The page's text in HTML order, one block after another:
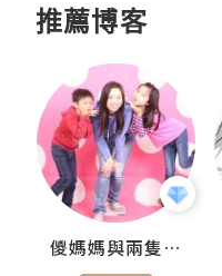
推薦博客
儍媽媽與兩隻小魔怪之家